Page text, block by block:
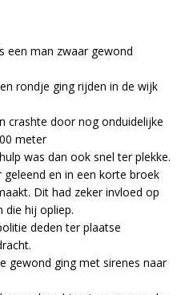
een man zwaar gewond
rondje ging rijden in de wijk
crashte door nog onduidelijke
meter
was dan ook snel ter plekke.
en in een korte broek
Dit had zeker invloed op
die hij opliep.
deden ter plaatse
gewond ging met sirenes naar